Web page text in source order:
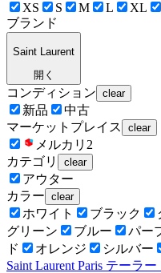
XS S M L XL
ブランド
Saint Laurent
開く
コンディション clear
新品
中古
マーケットプレイス
clear
メルカリ 2
カテゴリ
clear
アウター
カラー clear
ホワイト ブラック
グリーン
ブルー パー
ド
オレンジ シルバー
Saint Laurent Paris テーラ